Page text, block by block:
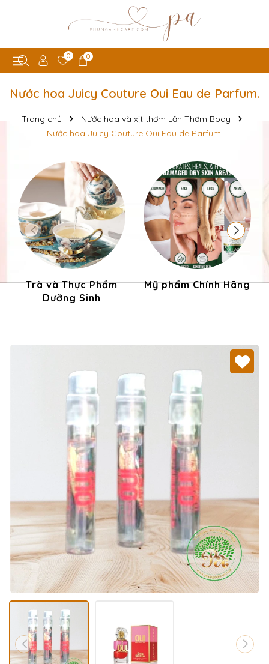
0 0
Nước hoa Juicy Couture Oui Eau de Parfum.
Trang chủ
Nước hoa và xịt thơm Lăn Thơm Body
Nước hoa Juicy Couture Oui Eau de Parfum.
Trà và Thực Phẩm
Dưỡng Sinh
Mỹ phẩm Chính Hãng